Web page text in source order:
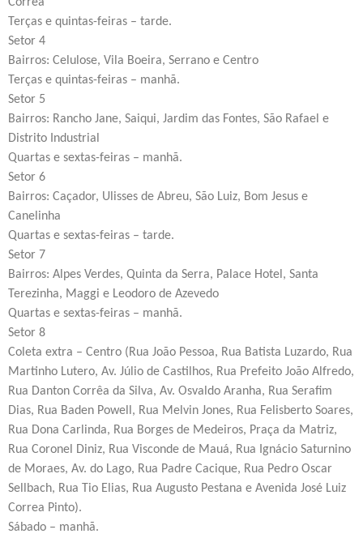
Terças e quintas-feiras – tarde.
Setor 4
Bairros: Celulose, Vila Boeira, Serrano e Centro
Terças e quintas-feiras – manhã.
Setor 5
Bairros: Rancho Jane, Saiqui, Jardim das Fontes, São Rafael e
Distrito Industrial
Quartas e sextas-feiras – manhã.
Setor 6
Bairros: Caçador, Ulisses de Abreu, São Luiz, Bom Jesus e
Canelinha
Quartas e sextas-feiras – tarde.
Setor 7
Bairros: Alpes Verdes, Quinta da Serra, Palace Hotel, Santa
Terezinha, Maggi e Leodoro de Azevedo
Quartas e sextas-feiras – manhã.
Setor 8
Coleta extra – Centro (Rua João Pessoa, Rua Batista Luzardo, Rua
Martinho Lutero, Av. Júlio de Castilhos, Rua Prefeito João Alfredo,
Rua Danton Corrêa da Silva, Av. Osvaldo Aranha, Rua Serafim
Dias, Rua Baden Powell, Rua Melvin Jones, Rua Felisberto Soares,
Rua Dona Carlinda, Rua Borges de Medeiros, Praça da Matriz,
Rua Coronel Diniz, Rua Visconde de Mauá, Rua Ignácio Saturnino
de Moraes, Av. do Lago, Rua Padre Cacique, Rua Pedro Oscar
Sellbach, Rua Tio Elias, Rua Augusto Pestana e Avenida José Luiz
Correa Pinto).
Sábado – manhã.